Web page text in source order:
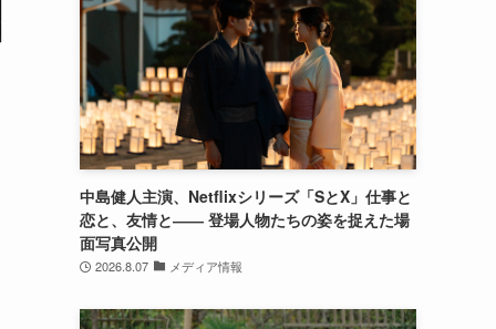
中島健人主演、Netflixシリーズ「SとX」仕事と
恋と、友情と―― 登場人物たちの姿を捉えた場
面写真公開
2026.8.07 メディア情報